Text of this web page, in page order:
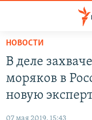
Вернуться
основному
содержанию
Вернутся
главной
СПЕЦПРОЕКТЫ
ВОДА
НОВОСТИ
В деле
моряков в
новую